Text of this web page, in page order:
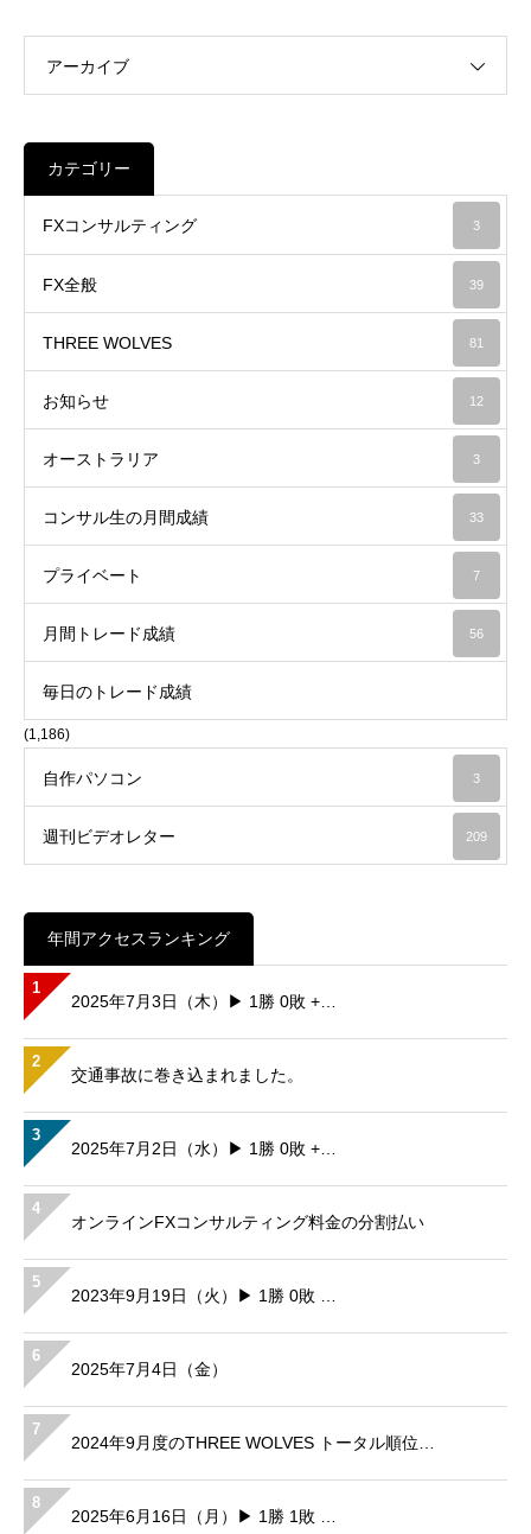
アーカイブ
カテゴリー
FXコンサルティング 3
FX全般 39
THREE WOLVES 81
お知らせ 12
オーストラリア 3
コンサル生の月間成績 33
プライベート 7
月間トレード成績 56
毎日のトレード成績
(1,186)
自作パソコン 3
週刊ビデオレター 209
年間アクセスランキング
1
2025年7月3日（木）▶ 1勝 0敗 +…
2
交通事故に巻き込まれました。
3
2025年7月2日（水）▶ 1勝 0敗 +…
4
オンラインFXコンサルティング料金の分割払い
5
2023年9月19日（火）▶ 1勝 0敗 …
6
2025年7月4日（金）
7
2024年9月度のTHREE WOLVES トータル順位…
8
2025年6月16日（月）▶ 1勝 1敗 …